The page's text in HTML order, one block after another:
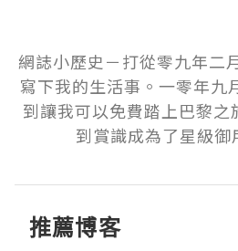
網誌小歷史－打從零九年二
寫下我的生活事。一零年九
到讓我可以免費踏上巴黎之
到賞識成為了星級
推薦博客